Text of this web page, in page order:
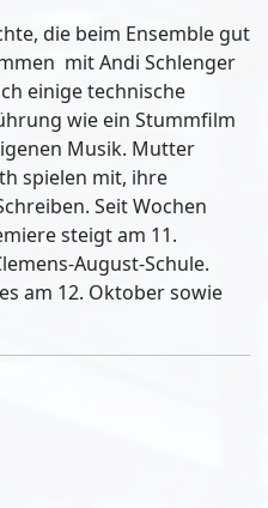
die beim Ensemble gut
mit Andi Schlenger
einige technische
wie ein Stummfilm
Musik. Mutter
spielen mit, ihre
Seit Wochen
steigt am 11.
August-Schule.
am 12. Oktober sowie